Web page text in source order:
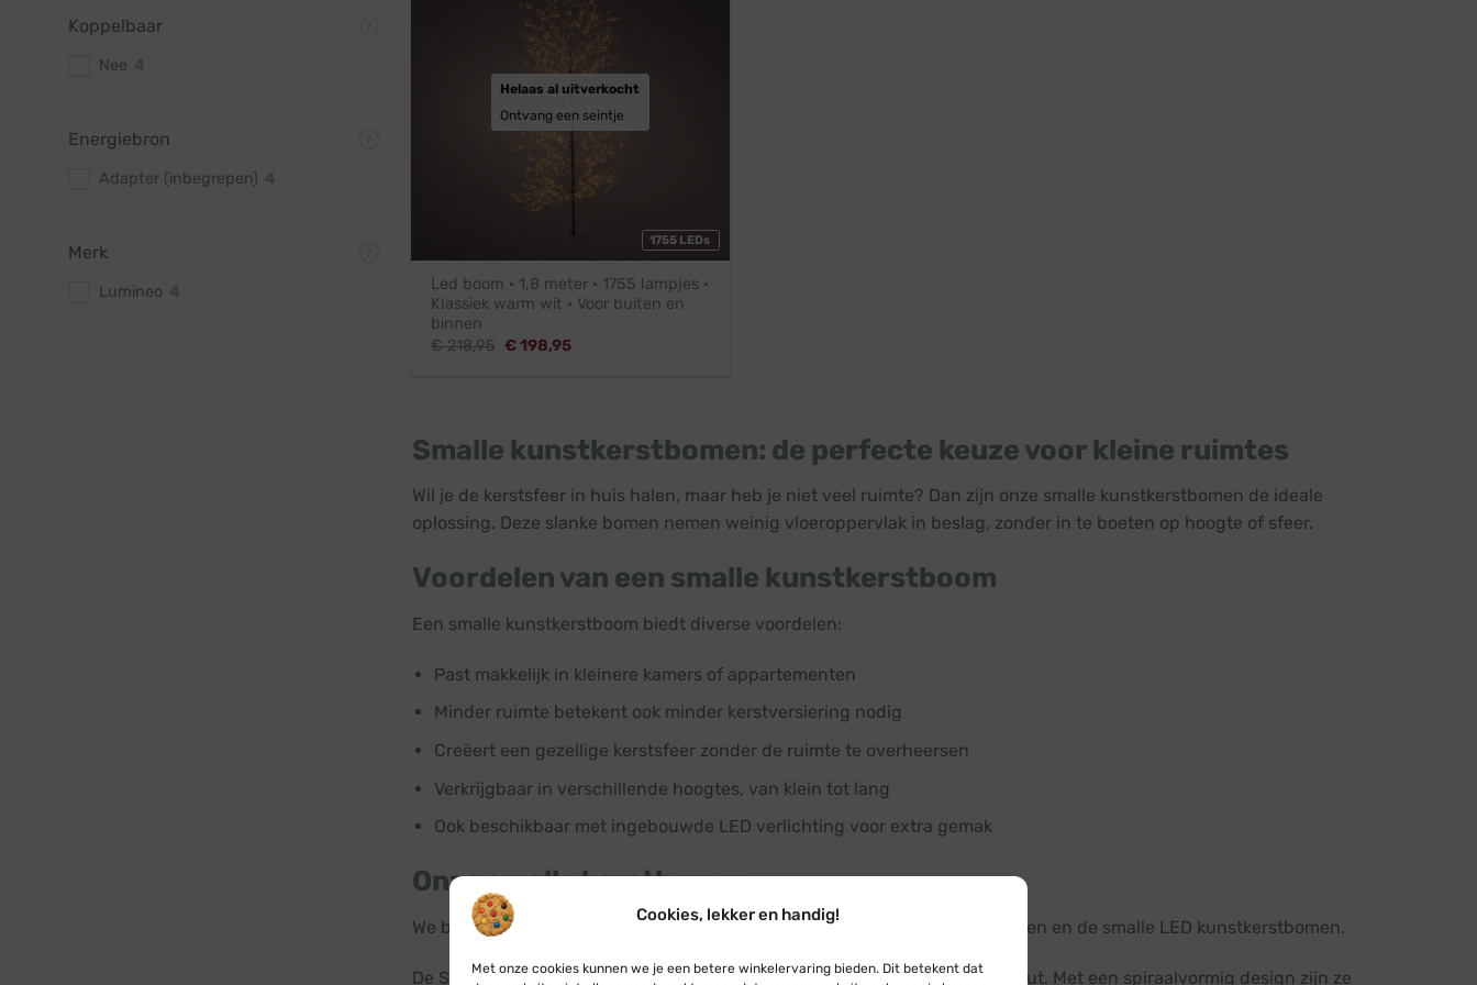
Cookies, lekker en handig!
Met onze cookies kunnen we je een betere winkelervaring bieden. Dit betekent dat
Koppelbaar
Nee
Energiebron
Adapter (inbegrepen)
Merk
Lumineo
1755 LEDs
Helaas al uitverkocht
Ontvang een seintje
Led boom · 1,8 meter · 1755 lampjes ·
Klassiek warm wit · Voor buiten en
binnen
€218,95 Oorspronkelijke
€198,95Huidige
Smalle kunstkerstbomen: de perfecte keuze voor kleine ruimtes
Wil je de kerstsfeer in huis halen, maar heb je niet veel ruimte? Dan zijn onze smalle kunstkerstbomen de ideale
oplossing. Deze slanke bomen nemen weinig vloeroppervlak in beslag, zonder in te boeten op hoogte of sfeer.
Voordelen van een smalle kunstkerstboom
Een smalle kunstkerstboom biedt diverse voordelen:
Past makkelijk in kleinere kamers of appartementen
Minder ruimte betekent ook minder kerstversiering nodig
Creëert een gezellige kerstsfeer zonder de ruimte te overheersen
Verkrijgbaar in verschillende hoogtes, van klein tot lang
Ook beschikbaar met ingebouwde LED verlichting voor extra gemak
Onze smalle kerstbomen
We bieden twee soorten slanke kerstbomen aan: de houten Spira kerstbomen en de smalle LED kunstkerstbomen.
De Spira kunstkerstbomen zijn moderne bomen gemaakt van duurzaam hout. Met een spiraalvormig design zijn ze